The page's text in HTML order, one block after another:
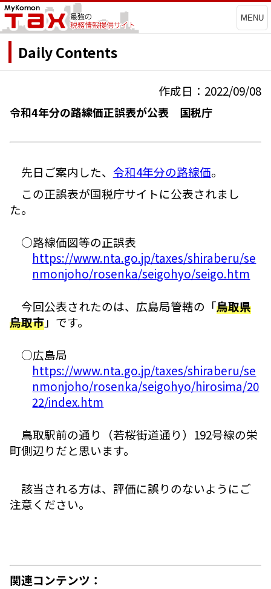
MENU
Daily Contents
作成日：2022/09/08
令和4年分の路線価正誤表が公表 国税庁
先日ご案内した、 令和4年分の路線価。
この正誤表が国税庁サイトに公表されまし
た。
○路線価図等の正誤表
https://www.nta.go.jp/taxes/shiraberu/se
nmonjoho/rosenka/seigohyo/seigo.htm
今回公表されたのは、広島局管轄の「鳥取県
鳥取市」です。
○広島局
https://www.nta.go.jp/taxes/shiraberu/se
nmonjoho/rosenka/seigohyo/hirosima/20
22/index.htm
鳥取駅前の通り（若桜街道通り）192号線の栄
町側辺りだと思います。
該当される方は、評価に誤りのないようにご
注意ください。
関連コンテンツ：